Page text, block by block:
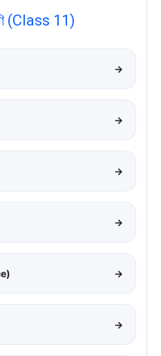
(Class 11)
→
→
→
→
→
→